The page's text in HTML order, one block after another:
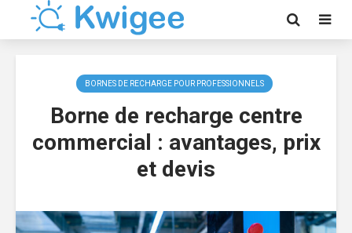
BORNES DE RECHARGE POUR PROFESSIONNELS
Borne de recharge centre
commercial : avantages, prix
et devis